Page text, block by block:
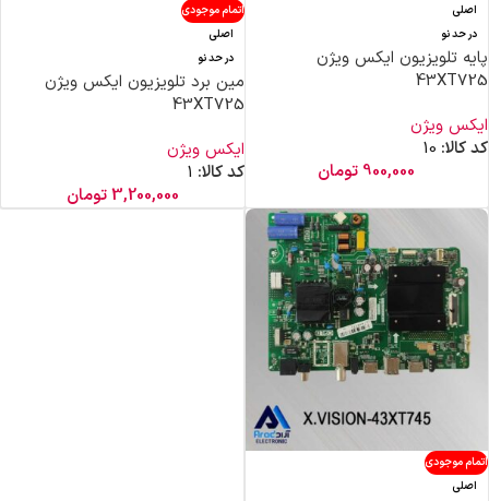
اصلی
در حد نو
پایه تلویزیون ایکس ویژن
43XT725
ایکس ویژن
کد کالا: 10
900,000 تومان
اتمام موجودی
اصلی
در حد نو
مین برد تلویزیون ایکس ویژن
43XT725
ایکس ویژن
کد کالا: 1
3,200,000تومان
اتمام موجودی
اصلی